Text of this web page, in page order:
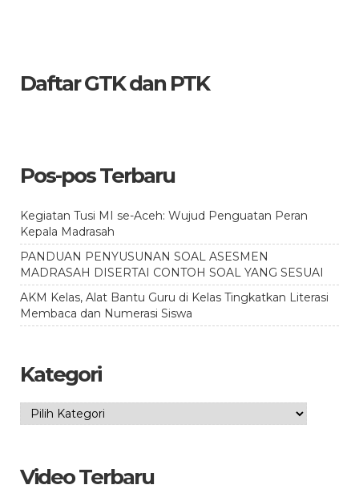
Daftar GTK dan PTK
Pos-pos Terbaru
Kegiatan Tusi MI se-Aceh: Wujud Penguatan Peran
Kepala Madrasah
PANDUAN PENYUSUNAN SOAL ASESMEN
MADRASAH DISERTAI CONTOH SOAL YANG SESUAI
AKM Kelas, Alat Bantu Guru di Kelas Tingkatkan Literasi
Membaca dan Numerasi Siswa
Kategori
Kategori
Video Terbaru